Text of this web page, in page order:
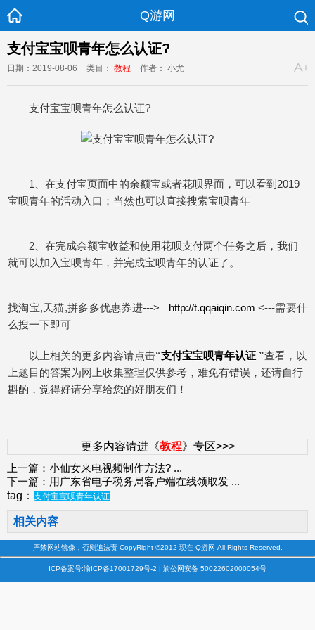
Q游网
支付宝宝呗青年怎么认证?
日期：2019-08-06 类目： 教程 作者： 小尤
支付宝宝呗青年怎么认证?
1、在支付宝页面中的余额宝或者花呗界面，可以看到2019
宝呗青年的活动入口；当然也可以直接搜索宝呗青年
2、在完成余额宝收益和使用花呗支付两个任务之后，我们
就可以加入宝呗青年，并完成宝呗青年的认证了。
找淘宝,天猫,拼多多优惠券进---> http://t.qqaiqin.com <---需要什
么搜一下即可
以上相关的更多内容请点击“支付宝宝呗青年认证 ”查看，以
上题目的答案为网上收集整理仅供参考，难免有错误，还请自行
斟酌，觉得好请分享给您的好朋友们！
更多内容请进《教程》专区>>>
上一篇： 小仙女来电视频制作方法? ...
下一篇： 用广东省电子税务局客户端在线领取发 ...
tag： 支付宝宝呗青年认证
相关内容
严禁网站镜像，否则追法责 CopyRight ©2012-现在 Q游网 All Rights Reserved.
ICP备案号:渝ICP备17001729号-2 | 渝公网安备 50022602000054号